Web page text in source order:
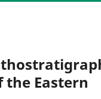
Eastern